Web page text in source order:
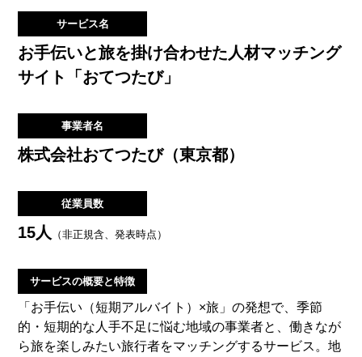
サービス名
お手伝いと旅を掛け合わせた人材マッチング
サイト「おてつたび」
事業者名
株式会社おてつたび（東京都）
従業員数
15人 （非正規含、発表時点）
サービスの概要と特徴
「お手伝い（短期アルバイト）×旅」の発想で、季節
的・短期的な人手不足に悩む地域の事業者と、働きなが
ら旅を楽しみたい旅行者をマッチングするサービス。地